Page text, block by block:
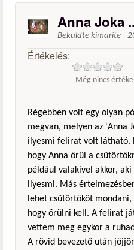
Anna Joka ..
Beküldte kimarite -
Értékelés:
Még nincs
Régebben volt egy olyan
megvan, melyen az 'Anna
ilyesmi felirat volt látható.
hogy Anna örül a
például valakivel akkor,
ilyesmi. Más
lehet csütörtököt mondani,
hogy örülni kell. A felirat
vettem meg egykor a
A rövid bevezető után